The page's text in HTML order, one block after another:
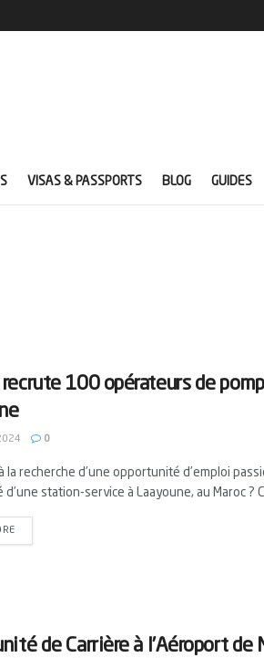
VISAS & PASSPORTS BLOG GUIDES
100 opérateurs de
0
la recherche d’une opportunité d’emploi
d’une station-service à Laayoune, au Maroc ?
de Carrière à l’Aéroport de